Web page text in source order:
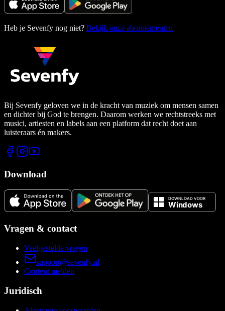
Heb je Sevenfy nog niet? Bekijk onze abonnementen
Bij Sevenfy geloven we in de kracht van muziek om mensen samen
en dichter bij God te brengen. Daarom werken we rechtstreeks met
musici, artiesten en labels aan een platform dat recht doet aan
luisteraars én makers.
Download
Vragen & contact
Veelgestelde vragen
support@sevenfy.nl
Content melden
Juridisch